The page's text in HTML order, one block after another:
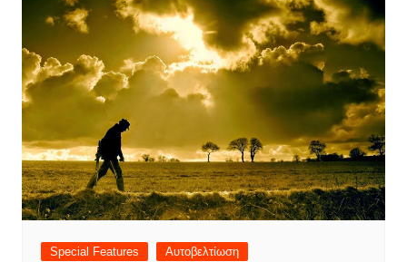
Special Features Αυτοβελτίωση